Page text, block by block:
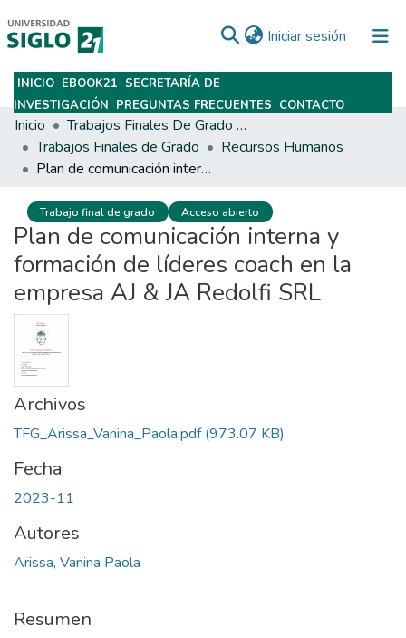
Iniciar sesión (current)
Subir
INICIO EBOOK21 SECRETARÍA DE
INVESTIGACIÓN PREGUNTAS FRECUENTES CONTACTO
Inicio
Trabajos Finales De Grado Y Posgrado
Trabajos Finales de Grado
Recursos Humanos
Plan de comunicación interna y formación de líderes coach en la empresa AJ & JA Redolfi SRL
Trabajo final de grado Acceso abierto
Plan de comunicación interna y
formación de líderes coach en la
empresa AJ & JA Redolfi SRL
Archivos
TFG_Arissa_Vanina_Paola.pdf(973.07 KB)
Fecha
2023-11
Autores
Arissa, Vanina Paola
Resumen